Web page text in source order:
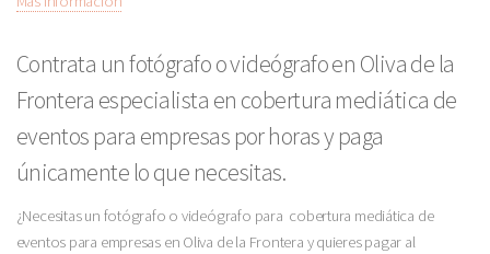
Contrata un fotógrafo o videógrafo en Oliva de la
Frontera especialista en cobertura mediática de
eventos para empresas por horas y paga
únicamente lo que necesitas.
¿Necesitas un fotógrafo o videógrafo para cobertura mediática de
eventos para empresas en Oliva de la Frontera y quieres pagar al